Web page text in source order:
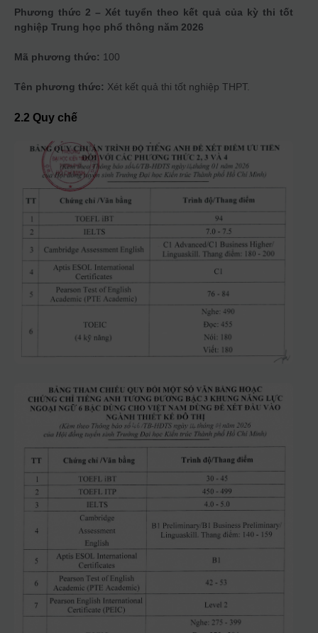
Phương thức 2 – Xét tuyển theo kết quả của kỳ thi tốt
nghiệp Trung học phổ thông năm 2026
Mã phương thức: 100
Tên phương thức: Xét kết quả thi tốt nghiệp THPT.
2.2 Quy chế